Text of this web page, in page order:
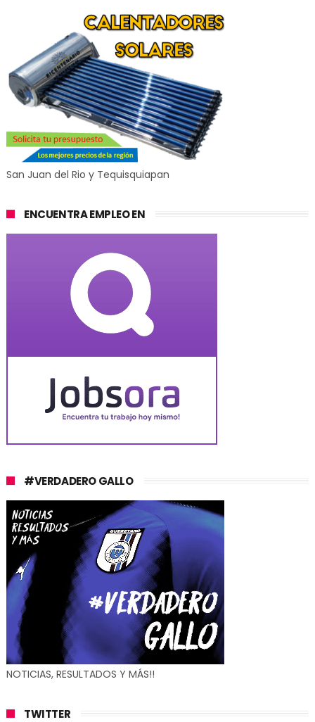
San Juan del Rio y Tequisquiapan
ENCUENTRA EMPLEO EN
#VERDADERO GALLO
NOTICIAS, RESULTADOS Y MÁS!!
TWITTER